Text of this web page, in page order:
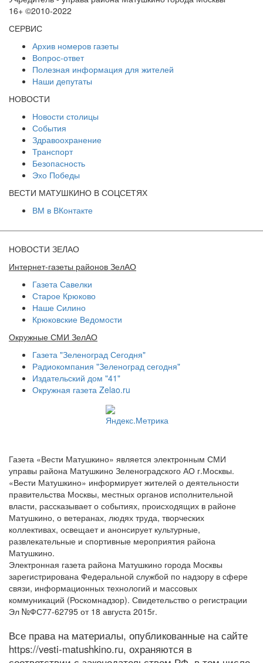
16+ ©2010-2022
СЕРВИС
Архив номеров газеты
Вопрос-ответ
Полезная информация для жителей
Наши депутаты
НОВОСТИ
Новости столицы
События
Здравоохранение
Транспорт
Безопасность
Эхо Победы
ВЕСТИ МАТУШКИНО В СОЦСЕТЯХ
ВМ в ВКонтакте
НОВОСТИ ЗЕЛАО
Интернет-газеты районов ЗелАО
Газета Савелки
Старое Крюково
Наше Силино
Крюковские Ведомости
Окружные СМИ ЗелАО
Газета "Зеленоград Сегодня"
Радиокомпания "Зеленоград сегодня"
Издательский дом "41"
Окружная газета Zelao.ru
Газета «Вести Матушкино» является электронным СМИ
управы района Матушкино Зеленоградского АО г.Москвы.
«Вести Матушкино» информирует жителей о деятельности
правительства Москвы, местных органов исполнительной
власти, рассказывает о событиях, происходящих в районе
Матушкино, о ветеранах, людях труда, творческих
коллективах, освещает и анонсирует культурные,
развлекательные и спортивные мероприятия района
Матушкино.
Электронная газета района Матушкино города Москвы
зарегистрирована Федеральной службой по надзору в сфере
связи, информационных технологий и массовых
коммуникаций (Роскомнадзор). Свидетельство о регистрации
Эл №ФС77-62795 от 18 августа 2015г.
Все права на материалы, опубликованные на сайте
https://vesti-matushkino.ru, охраняются в